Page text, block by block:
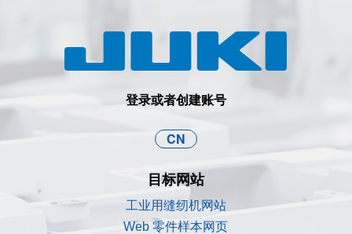
登录或者创建账号
CN
目标网站
工业用缝纫机网站
Web 零件样本网页